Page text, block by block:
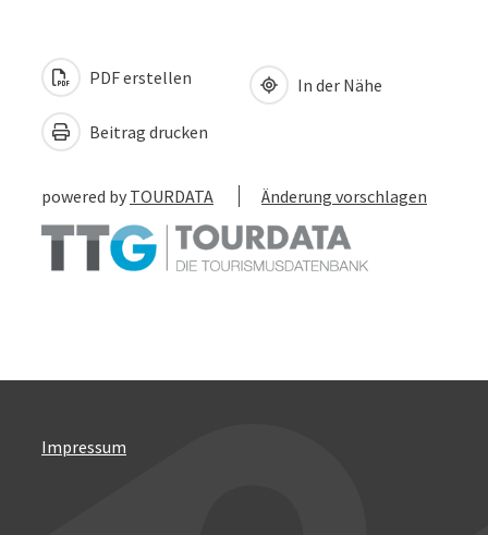
PDF erstellen
Beitrag drucken
In der Nähe
powered by TOURDATA Änderung vorschlagen
Impressum